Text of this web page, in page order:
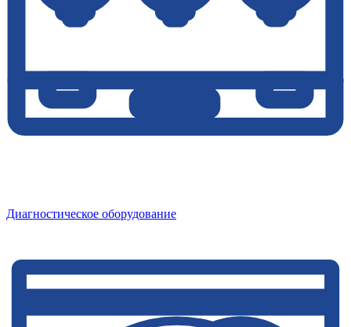
Диагностическое оборудование